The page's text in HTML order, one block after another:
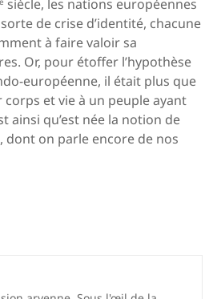
siècle, les nations européennes
de crise d’identité, chacune
à faire valoir sa
Or, pour étoffer l’hypothèse
européenne, il était plus que
et vie à un peuple ayant
ainsi qu’est née la notion de
dont on parle encore de nos